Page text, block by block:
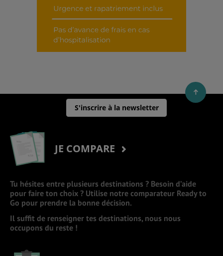
S'inscrire à la newsletter
JE COMPARE
Tu hésites entre plusieurs destinations ? Besoin d’aide
pour faire ton choix ? Utilise notre comparateur Ready to
Go pour prendre la bonne décision.
Il suffit de renseigner tes destinations, nous nous
occupons du reste !